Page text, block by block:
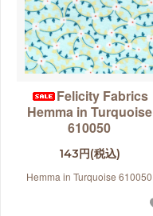
Felicity Fabrics
Hemma in Turquoise
610050
143円(税込)
Hemma in Turquoise 610050